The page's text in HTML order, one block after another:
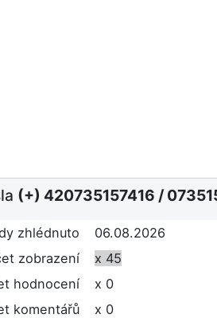
(+) 420735157416 /
zhlédnuto
06.08.2026
zobrazení
x 45
hodnocení
x 0
komentářů
x 0